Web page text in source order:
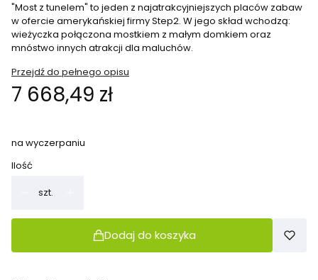
"Most z tunelem" to jeden z najatrakcyjniejszych placów zabaw
w ofercie amerykańskiej firmy Step2. W jego skład wchodzą:
wieżyczka połączona mostkiem z małym domkiem oraz
mnóstwo innych atrakcji dla maluchów.
Przejdź do pełnego opisu
Cena
7 668,49 zł
na wyczerpaniu
Ilość
szt.
Dodaj do koszyka